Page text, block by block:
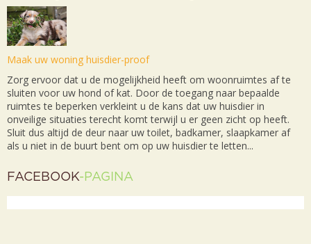
Maak uw woning huisdier-proof
Zorg ervoor dat u de mogelijkheid heeft om woonruimtes af te
sluiten voor uw hond of kat. Door de toegang naar bepaalde
ruimtes te beperken verkleint u de kans dat uw huisdier in
onveilige situaties terecht komt terwijl u er geen zicht op heeft.
Sluit dus altijd de deur naar uw toilet, badkamer, slaapkamer af
als u niet in de buurt bent om op uw huisdier te letten...
FACEBOOK-PAGINA